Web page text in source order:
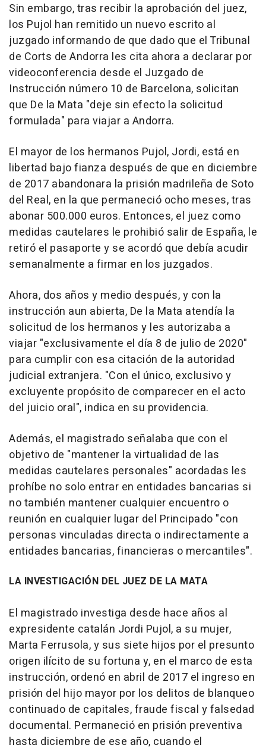
Sin embargo, tras recibir la aprobación del juez,
los Pujol han remitido un nuevo escrito al
juzgado informando de que dado que el Tribunal
de Corts de Andorra les cita ahora a declarar por
videoconferencia desde el Juzgado de
Instrucción número 10 de Barcelona, solicitan
que De la Mata "deje sin efecto la solicitud
formulada" para viajar a Andorra.
El mayor de los hermanos Pujol, Jordi, está en
libertad bajo fianza después de que en diciembre
de 2017 abandonara la prisión madrileña de Soto
del Real, en la que permaneció ocho meses, tras
abonar 500.000 euros. Entonces, el juez como
medidas cautelares le prohibió salir de España, le
retiró el pasaporte y se acordó que debía acudir
semanalmente a firmar en los juzgados.
Ahora, dos años y medio después, y con la
instrucción aun abierta, De la Mata atendía la
solicitud de los hermanos y les autorizaba a
viajar "exclusivamente el día 8 de julio de 2020"
para cumplir con esa citación de la autoridad
judicial extranjera. "Con el único, exclusivo y
excluyente propósito de comparecer en el acto
del juicio oral", indica en su providencia.
Además, el magistrado señalaba que con el
objetivo de "mantener la virtualidad de las
medidas cautelares personales" acordadas les
prohíbe no solo entrar en entidades bancarias si
no también mantener cualquier encuentro o
reunión en cualquier lugar del Principado "con
personas vinculadas directa o indirectamente a
entidades bancarias, financieras o mercantiles".
LA INVESTIGACIÓN DEL JUEZ DE LA MATA
El magistrado investiga desde hace años al
expresidente catalán Jordi Pujol, a su mujer,
Marta Ferrusola, y sus siete hijos por el presunto
origen ilícito de su fortuna y, en el marco de esta
instrucción, ordenó en abril de 2017 el ingreso en
prisión del hijo mayor por los delitos de blanqueo
continuado de capitales, fraude fiscal y falsedad
documental. Permaneció en prisión preventiva
hasta diciembre de ese año, cuando el